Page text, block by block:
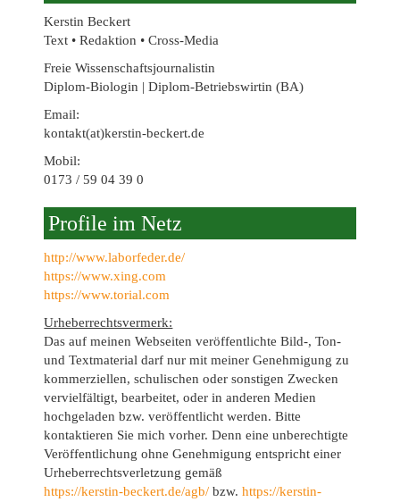
Kerstin Beckert
Text • Redaktion • Cross-Media
Freie Wissenschaftsjournalistin
Diplom-Biologin | Diplom-Betriebswirtin (BA)
Email:
kontakt(at)kerstin-beckert.de
Mobil:
0173 / 59 04 39 0
Profile im Netz
http://www.laborfeder.de/
https://www.xing.com
https://www.torial.com
Urheberrechtsvermerk:
Das auf meinen Webseiten veröffentlichte Bild-, Ton-
und Textmaterial darf nur mit meiner Genehmigung zu
kommerziellen, schulischen oder sonstigen Zwecken
vervielfältigt, bearbeitet, oder in anderen Medien
hochgeladen bzw. veröffentlicht werden. Bitte
kontaktieren Sie mich vorher. Denn eine unberechtigte
Veröffentlichung ohne Genehmigung entspricht einer
Urheberrechtsverletzung gemäß
https://kerstin-beckert.de/agb/ bzw.https://kerstin-